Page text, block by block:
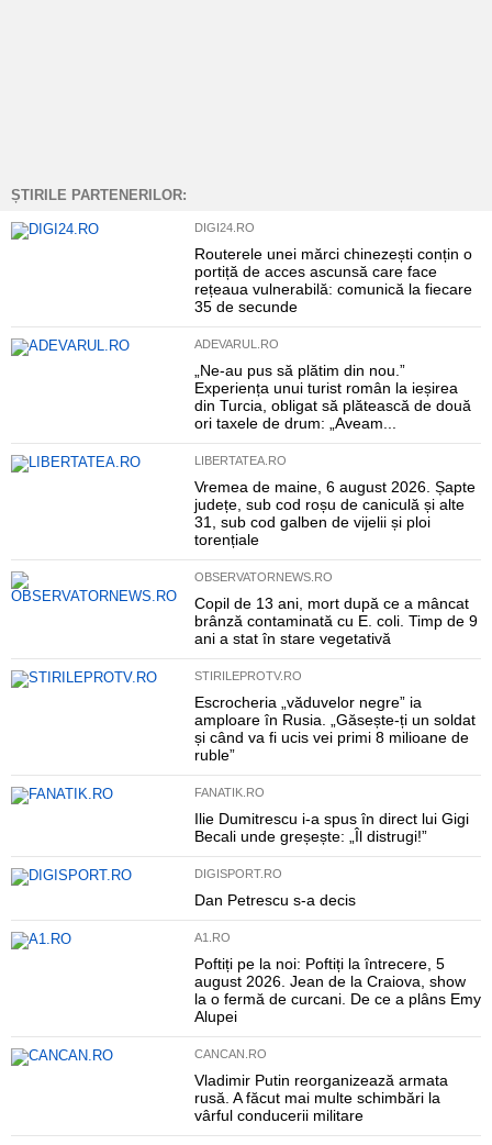
ȘTIRILE PARTENERILOR:
DIGI24.RO
Routerele unei mărci chinezești conțin o
portiță de acces ascunsă care face
rețeaua vulnerabilă: comunică la fiecare
35 de secunde
ADEVARUL.RO
„Ne-au pus să plătim din nou.”
Experiența unui turist român la ieșirea
din Turcia, obligat să plătească de două
ori taxele de drum: „Aveam...
LIBERTATEA.RO
Vremea de maine, 6 august 2026. Șapte
județe, sub cod roșu de caniculă și alte
31, sub cod galben de vijelii și ploi
torențiale
OBSERVATORNEWS.RO
Copil de 13 ani, mort după ce a mâncat
brânză contaminată cu E. coli. Timp de 9
ani a stat în stare vegetativă
STIRILEPROTV.RO
Escrocheria „văduvelor negre” ia
amploare în Rusia. „Găsește-ți un soldat
și când va fi ucis vei primi 8 milioane de
ruble”
FANATIK.RO
Ilie Dumitrescu i-a spus în direct lui Gigi
Becali unde greșește: „Îl distrugi!”
DIGISPORT.RO
Dan Petrescu s-a decis
A1.RO
Poftiți pe la noi: Poftiți la întrecere, 5
august 2026. Jean de la Craiova, show
la o fermă de curcani. De ce a plâns Emy
Alupei
CANCAN.RO
Vladimir Putin reorganizează armata
rusă. A făcut mai multe schimbări la
vârful conducerii militare